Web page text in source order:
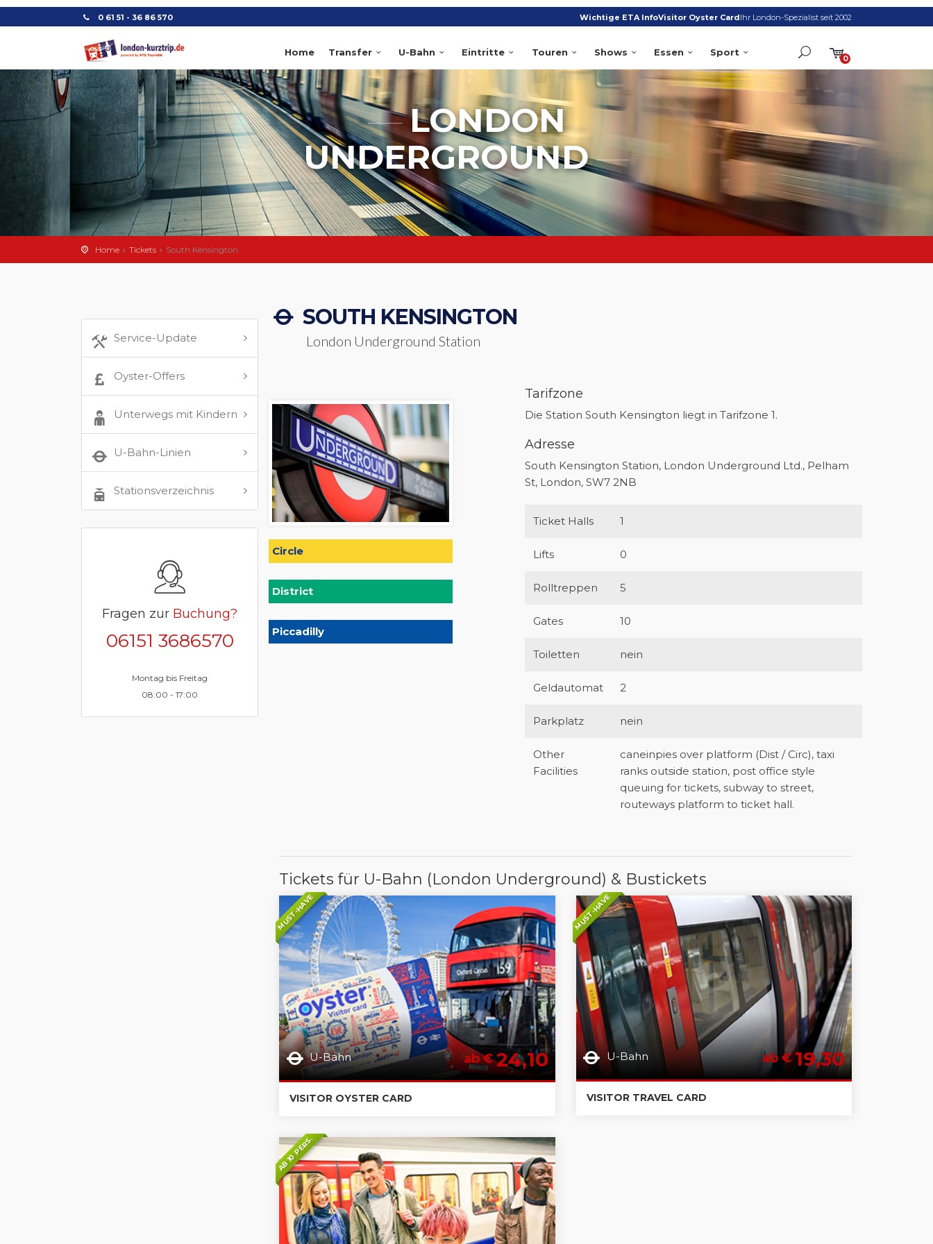
0 61 51 - 36 86 570 Wichtige ETA InfoVisitor Oyster CardIhr London-Spezialist seit 2002
Home Transfer U-Bahn Eintritte Touren Shows Essen Sport
0
LONDON
UNDERGROUND
Home Tickets South Kensington
Service-Update
Oyster-Offers
Unterwegs mit Kindern
U-Bahn-Linien
Stationsverzeichnis
Fragen zur Buchung?
06151 3686570
Montag bis Freitag
08:00 - 17:00
SOUTH KENSINGTON
London Underground Station
Circle
District
Piccadilly
Tarifzone
Die Station South Kensington liegt in Tarifzone 1.
Adresse
South Kensington Station, London Underground Ltd., Pelham
St, London, SW7 2NB
Ticket Halls 1
Lifts 0
Rolltreppen 5
Gates 10
Toiletten nein
Geldautomat 2
Parkplatz nein
Other
Facilities
caneinpies over platform (Dist / Circ), taxi
ranks outside station, post office style
queuing for tickets, subway to street,
routeways platform to ticket hall.
Tickets für U-Bahn (London Underground) & Bustickets
MUST-HAVE
U-Bahn ab €24,10
VISITOR OYSTER CARD
MUST-HAVE
U-Bahn ab €19,30
VISITOR TRAVEL CARD
AB 10 PERS.